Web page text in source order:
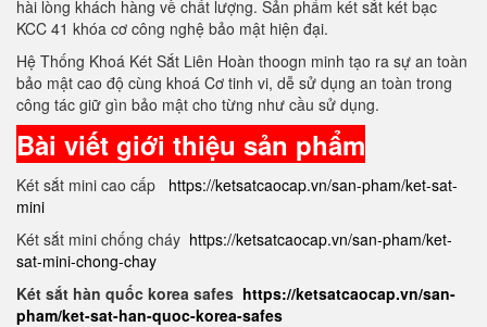
hài lòng khách hàng về chất lượng. Sản phẩm két sắt két bạc
KCC 41 khóa cơ công nghệ bảo mật hiện đại.
Hệ Thống Khoá Két Sắt Liên Hoàn thoogn minh tạo ra sự an toàn
bảo mật cao độ cùng khoá Cơ tinh vi, dễ sử dụng an toàn trong
công tác giữ gìn bảo mật cho từng như cầu sử dụng.
Bài viết giới thiệu sản phẩm
Két sắt mini cao cấp https://ketsatcaocap.vn/san-pham/ket-sat-
mini
Két sắt mini chống cháy https://ketsatcaocap.vn/san-pham/ket-
sat-mini-chong-chay
Két sắt hàn quốc korea safes https://ketsatcaocap.vn/san-
pham/ket-sat-han-quoc-korea-safes